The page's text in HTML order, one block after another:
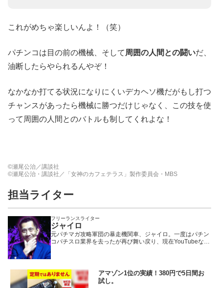
これがめちゃ楽しいんよ！（笑）
パチンコは目の前の機械、そして 周囲の人間との闘いだ、
油断したらやられるんやぞ！
なかなか打てる状況になりにくいデカヘソ機だがもし打つ
チャンスがあったら機械に勝つだけじゃなく、この技を使
って周囲の人間とのバトルも制してくれよな！
©瀬尾公治／講談社
©瀬尾公治・講談社／「女神のカフェテラス」製作委員会・MBS
担当ライター
フリーランスライター
ジャイロ
元パチマガ攻略軍団の暴走機関車、ジャイロ。一度はパチン
コパチスロ業界を去ったが再び舞い戻り、現在YouTubeなど
ヤってる連中は俺に菓子折りの一つでも持って来いよ……。
アマゾン1位の実績！380円で5日間お
試し。